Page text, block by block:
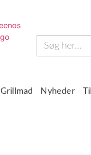
Grillmad Nyheder